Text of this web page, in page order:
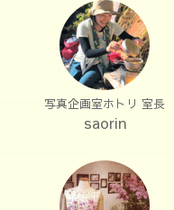
写真企画室ホトリ 室長
saorin